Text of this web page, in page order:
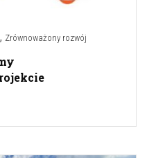
, Zrównoważony rozwój